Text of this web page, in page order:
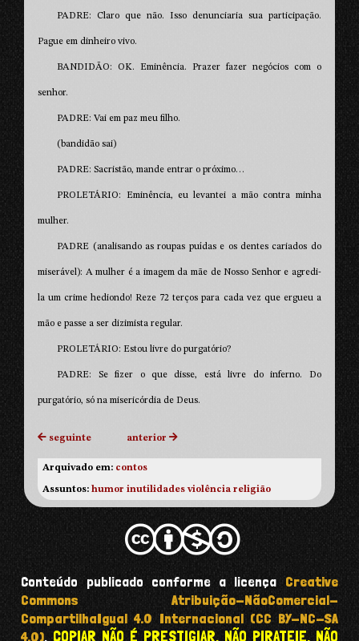
PADRE: Claro que não. Isso denunciaria sua participação.
Pague em dinheiro vivo.
BANDIDÃO: OK. Eminência. Prazer fazer negócios com o
senhor.
PADRE: Vai em paz meu filho.
(bandidão sai)
PADRE: Sacristão, mande entrar o próximo…
PROLETÁRIO: Eminência, eu levantei a mão contra minha
mulher.
PADRE (analisando as roupas puídas e os dentes cariados do
miserável): A mulher é a imagem da mãe de Nosso Senhor e agredi-
la um crime hediondo! Reze 72 terços para cada vez que ergueu a
mão e passe a ser dizimista regular.
PROLETÁRIO: Estou livre do purgatório?
PADRE: Se fizer o que disse, está livre do inferno. Do
purgatório, só na misericórdia de Deus.
seguinte anterior
Arquivado em: contos
Assuntos:humor inutilidades violência religião
Conteúdo publicado conforme a licença Creative
Commons Atribuição-NãoComercial-
CompartilhaIgual 4.0 Internacional (CC BY-NC-SA
4.0).COPIAR NÃO É PRESTIGIAR. NÃO PIRATEIE, NÃO